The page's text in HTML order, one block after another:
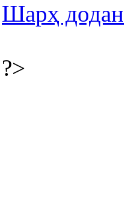
Шарҳ додан
?>